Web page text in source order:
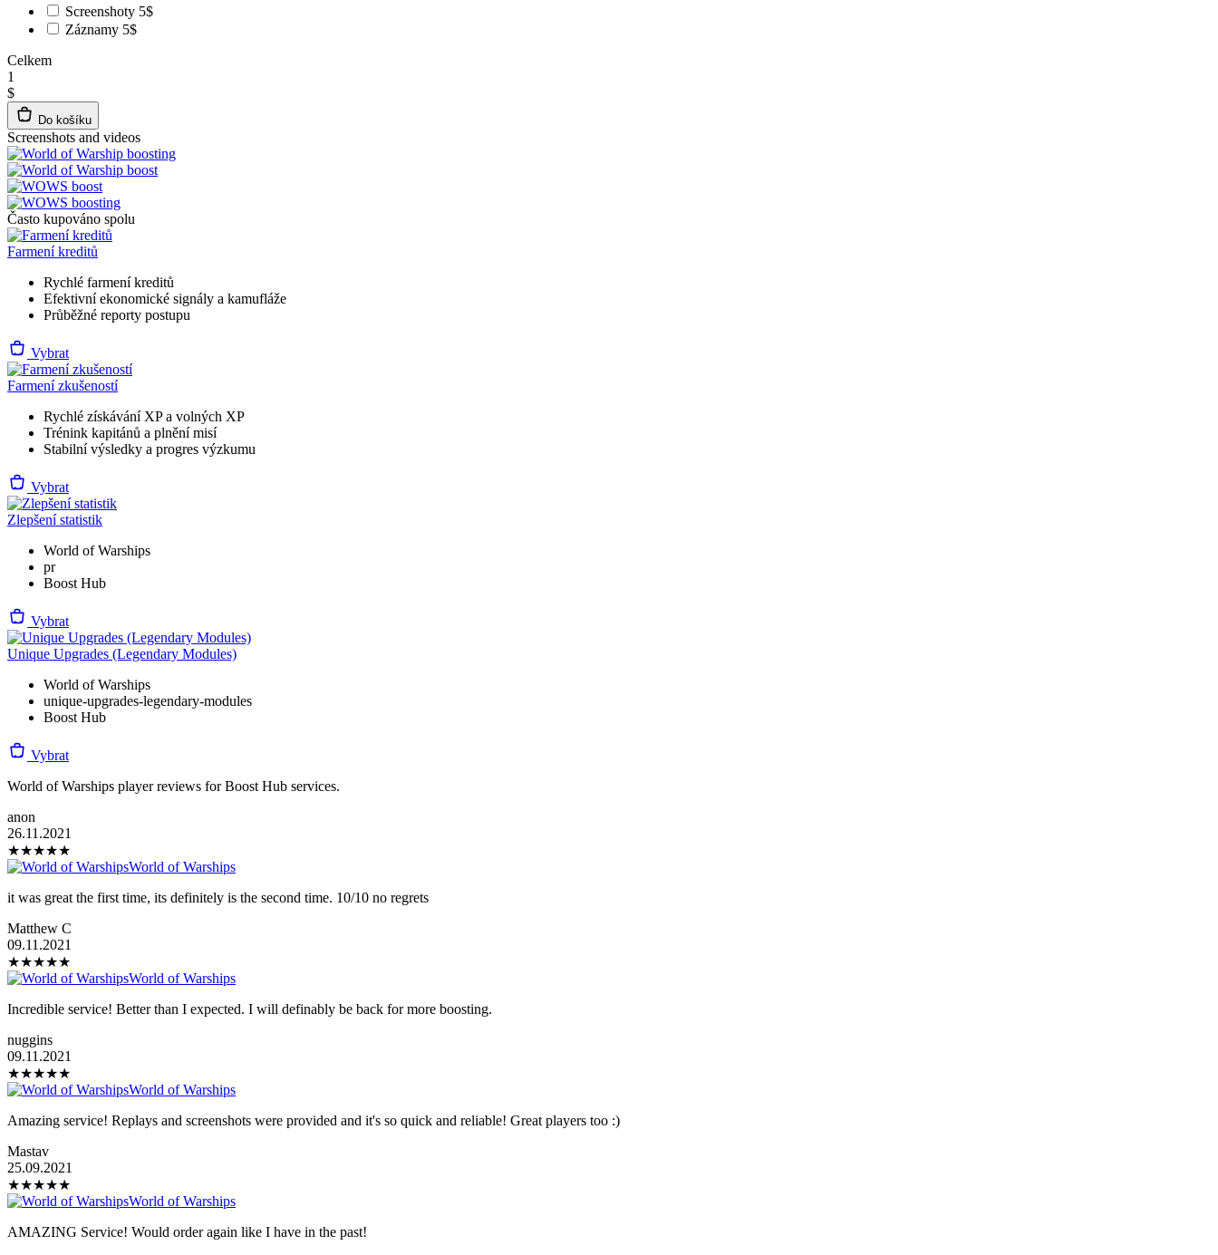
Screenshoty 5$
Záznamy 5$
Celkem
1
$
Do košíku
Screenshots and videos
Často kupováno spolu
Farmení kreditů
Rychlé farmení kreditů
Efektivní ekonomické signály a kamufláže
Průběžné reporty postupu
Vybrat
Farmení zkušeností
Rychlé získávání XP a volných XP
Trénink kapitánů a plnění misí
Stabilní výsledky a progres výzkumu
Vybrat
Zlepšení statistik
World of Warships
pr
Boost Hub
Vybrat
Unique Upgrades (Legendary Modules)
World of Warships
unique-upgrades-legendary-modules
Boost Hub
Vybrat
World of Warships player reviews for Boost Hub services.
anon
26.11.2021
★★★★★
World of Warships
it was great the first time, its definitely is the second time. 10/10 no regrets
Matthew C
09.11.2021
★★★★★
World of Warships
Incredible service! Better than I expected. I will definably be back for more boosting.
nuggins
09.11.2021
★★★★★
World of Warships
Amazing service! Replays and screenshots were provided and it's so quick and reliable! Great players too :)
Mastav
25.09.2021
★★★★★
World of Warships
AMAZING Service! Would order again like I have in the past!